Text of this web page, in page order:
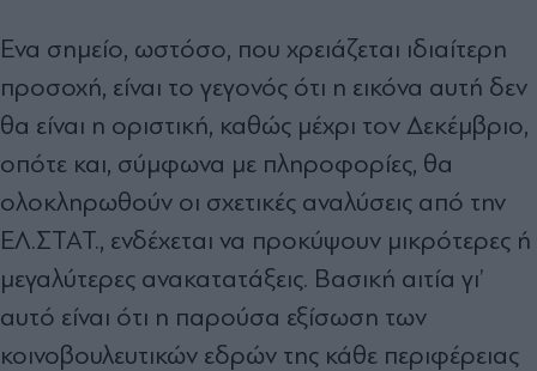
Ενα σηµείο, ωστόσο, που χρειάζεται ιδιαίτερη
προσοχή, είναι το γεγονός ότι η εικόνα αυτή δεν
θα είναι η οριστική, καθώς µέχρι τον ∆εκέµβριο,
οπότε και, σύµφωνα µε πληροφορίες, θα
ολοκληρωθούν οι σχετικές αναλύσεις από την
ΕΛ.ΣΤΑΤ., ενδέχεται να προκύψουν µικρότερες ή
µεγαλύτερες ανακατατάξεις. Βασική αιτία γι’
αυτό είναι ότι η παρούσα εξίσωση των
κοινοβουλευτικών εδρών της κάθε περιφέρειας